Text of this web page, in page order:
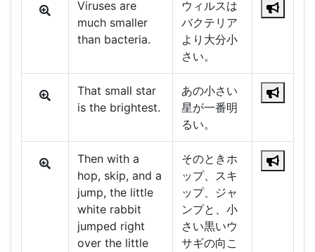
Viruses are
much smaller
than bacteria.
ウィルスは
バクテリア
より大分小
さい。
That small star
is the brightest.
あの小さい
星が一番明
るい。
Then with a
hop, skip, and a
jump, the little
white rabbit
jumped right
over the little
そのときホ
ップ、スキ
ップ、ジャ
ンプと、小
さい黒いウ
サギの向こ